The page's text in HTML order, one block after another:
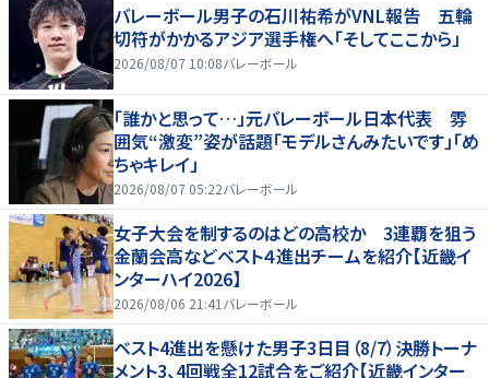
バレーボール男子の石川祐希がVNL報告 五輪
切符がかかるアジア選手権へ「そしてここから」
2026/08/07 10:08バレーボール
「誰かと思って…」元バレーボール日本代表 雰
囲気“激変”姿が話題「モデルさんみたいです」「め
ちゃキレイ」
2026/08/07 05:22バレーボール
女子大会を制するのはどの高校か 3連覇を狙う
金蘭会高などベスト４進出チームを紹介【近畿イ
ンターハイ2026】
2026/08/06 21:41バレーボール
ベスト4進出を懸けた男子3日目（8/7）決勝トーナ
メント3、4回戦全12試合をご紹介【近畿インター